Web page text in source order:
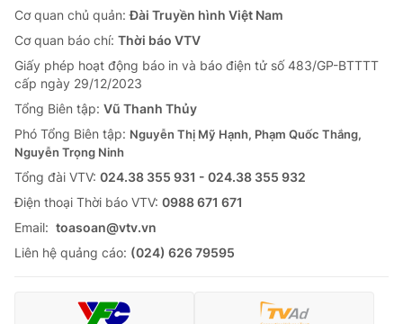
Cơ quan chủ quản:Đài Truyền hình Việt Nam
Cơ quan báo chí: Thời báo VTV
Giấy phép hoạt động báo in và báo điện tử số 483/GP-BTTTT
cấp ngày 29/12/2023
Tổng Biên tập: Vũ Thanh Thủy
Phó Tổng Biên tập: Nguyễn Thị Mỹ Hạnh, Phạm Quốc Thắng,
Nguyễn Trọng Ninh
Tổng đài VTV: 024.38 355 931 - 024.38 355 932
Ðiện thoại Thời báo VTV: 0988 671 671
Email: toasoan@vtv.vn
Liên hệ quảng cáo: (024) 626 79595